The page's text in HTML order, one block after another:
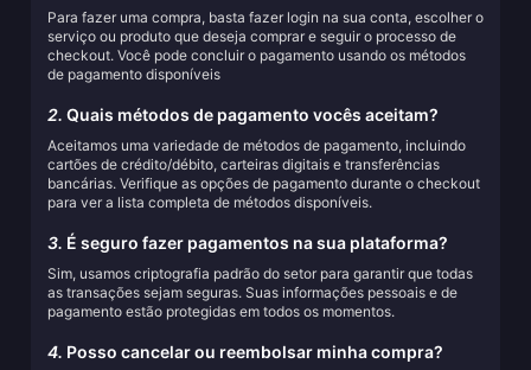
Para fazer uma compra, basta fazer login na sua conta, escolher o
serviço ou produto que deseja comprar e seguir o processo de
checkout. Você pode concluir o pagamento usando os métodos
de pagamento disponíveis
2. Quais métodos de pagamento vocês aceitam?
Aceitamos uma variedade de métodos de pagamento, incluindo
cartões de crédito/débito, carteiras digitais e transferências
bancárias. Verifique as opções de pagamento durante o checkout
para ver a lista completa de métodos disponíveis.
3. É seguro fazer pagamentos na sua plataforma?
Sim, usamos criptografia padrão do setor para garantir que todas
as transações sejam seguras. Suas informações pessoais e de
pagamento estão protegidas em todos os momentos.
4. Posso cancelar ou reembolsar minha compra?